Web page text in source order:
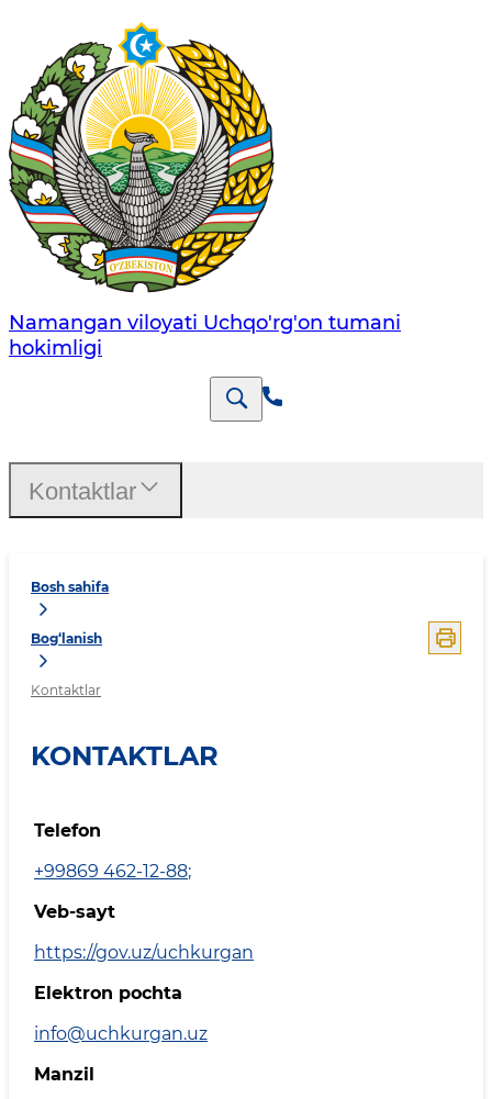
Namangan viloyati Uchqo'rg'on tumani
hokimligi
Bosh sahifa
Bog‘lanish
Kontaktlar
KONTAKTLAR
Telefon
+99869 462-12-88;
Veb-sayt
https://gov.uz/uchkurgan
Elektron pochta
info@uchkurgan.uz
Manzil
Kontaktlar